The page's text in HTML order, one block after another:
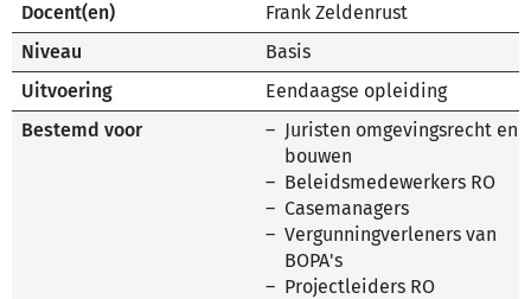
Docent(en)
Frank Zeldenrust
Niveau
Basis
Uitvoering
Eendaagse opleiding
Bestemd voor
Juristen omgevingsrecht en
bouwen
Beleidsmedewerkers RO
Casemanagers
Vergunningverleners van
BOPA's
Projectleiders RO